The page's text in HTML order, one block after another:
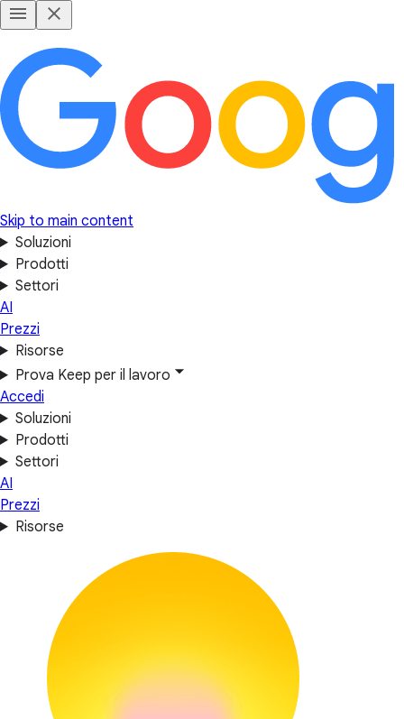
Skip to main content
Soluzioni
Prodotti
Settori
AI
Prezzi
Risorse
Prova Keep per il lavoro
Accedi
Soluzioni
Prodotti
Settori
AI
Prezzi
Risorse